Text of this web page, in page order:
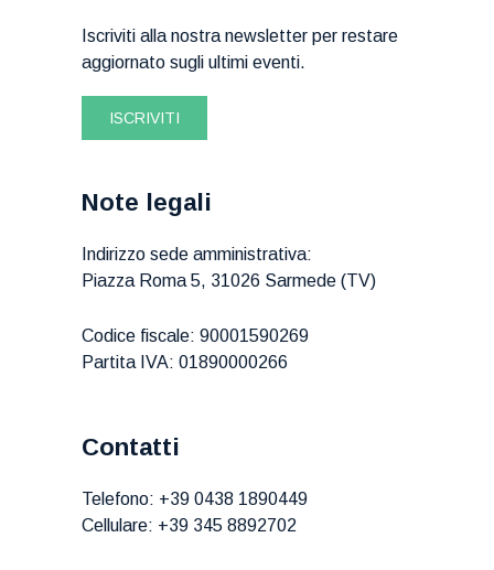
Iscriviti alla nostra newsletter per restare
aggiornato sugli ultimi eventi.
ISCRIVITI
Note legali
Indirizzo sede amministrativa:
Piazza Roma 5, 31026 Sarmede (TV)
Codice fiscale: 90001590269
Partita IVA: 01890000266
Contatti
Telefono: +39 0438 1890449
Cellulare: +39 345 8892702